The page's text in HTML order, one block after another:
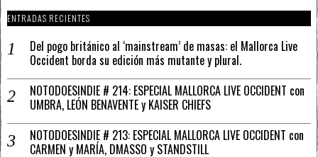
ENTRADAS RECIENTES
Del pogo británico al ‘mainstream’ de masas: el Mallorca Live
Occident borda su edición más mutante y plural.
NOTODOESINDIE # 214: ESPECIAL MALLORCA LIVE OCCIDENT con
UMBRA, LEÓN BENAVENTE y KAISER CHIEFS
NOTODOESINDIE # 213: ESPECIAL MALLORCA LIVE OCCIDENT con
CARMEN y MARÍA, DMASSO y STANDSTILL